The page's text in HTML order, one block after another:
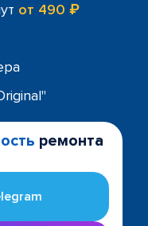
от 490 ₽
ремонта